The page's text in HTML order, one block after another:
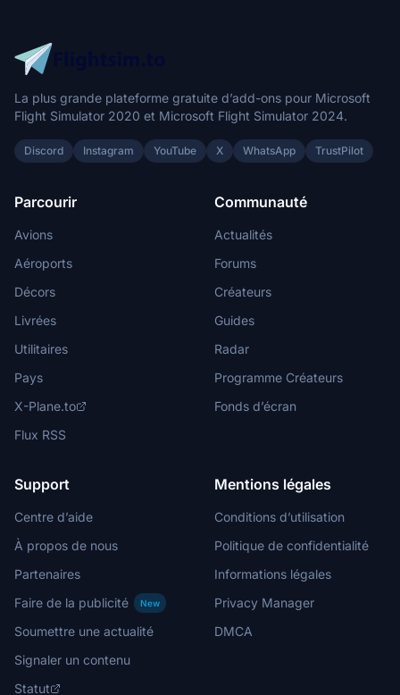
La plus grande plateforme gratuite d’add-ons pour Microsoft
Flight Simulator 2020 et Microsoft Flight Simulator 2024.
Discord Instagram YouTube X WhatsApp TrustPilot
Parcourir
Avions
Aéroports
Décors
Livrées
Utilitaires
Pays
X-Plane.to
Flux RSS
Communauté
Actualités
Forums
Créateurs
Guides
Radar
Programme Créateurs
Fonds d’écran
Support
Centre d’aide
À propos de nous
Partenaires
Faire de la publicité
New
Soumettre une actualité
Signaler un contenu
Statut
Mentions légales
Conditions d’utilisation
Politique de confidentialité
Informations légales
Privacy Manager
DMCA